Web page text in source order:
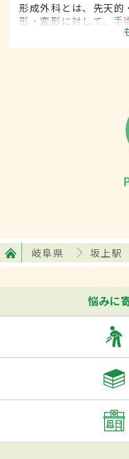
形成外科とは、先天的
形・変形に対して、手
岐阜県 坂上駅
悩みに